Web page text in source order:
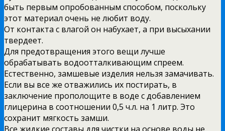
быть первым опробованным способом, поскольку
этот материал очень не любит воду.
От контакта с влагой он набухает, а при высыхании
твердеет.
Для предотвращения этого вещи лучше
обрабатывать водоотталкивающим спреем.
Естественно, замшевые изделия нельзя замачивать.
Если вы все же отважились их постирать, в
заключение прополощите в воде с добавлением
глицерина в соотношении 0,5 ч.л. на 1 литр. Это
сохранит мягкость замши.